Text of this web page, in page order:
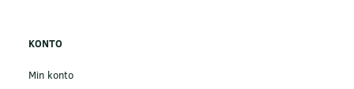
KONTO
Min konto